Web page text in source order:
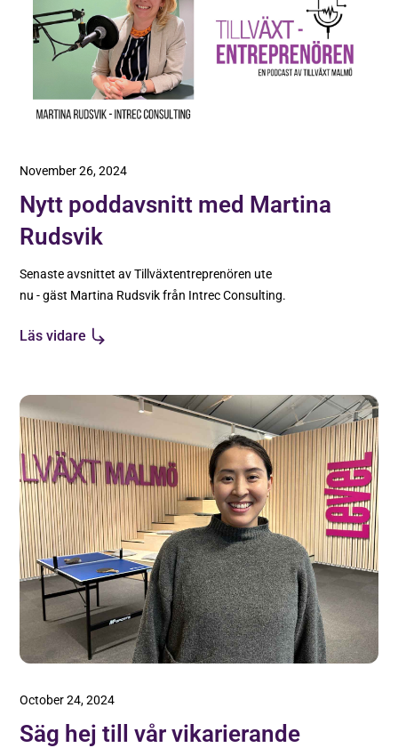
November 26, 2024
Nytt poddavsnitt med Martina
Rudsvik
Senaste avsnittet av Tillväxtentreprenören ute
nu - gäst Martina Rudsvik från Intrec Consulting.
Läs vidare
October 24, 2024
Säg hej till vår vikarierande